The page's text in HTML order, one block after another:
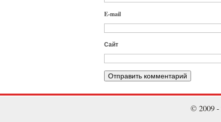
E-mail
Сайт
© 2009 -